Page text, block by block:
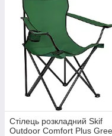
Стілець розкладний Skif
Outdoor Comfort Plus